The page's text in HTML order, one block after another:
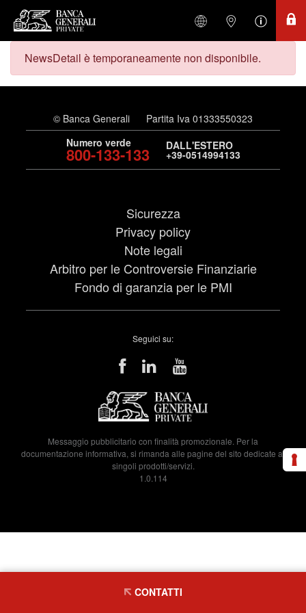
NewsDetail è temporaneamente non disponibile.
© Banca Generali
Partita Iva 01333550323
Numero verde
800-133-133 DALL'ESTERO
+39-0514994133
Sicurezza
Privacy policy
Note legali
Arbitro per le Controversie Finanziarie
Fondo di garanzia per le PMI
Seguici su:
Messaggio pubblicitario con finalità promozionale. Per la
documentazione informativa, si rimanda alle pagine del sito dedicate ai
singoli prodotti/servizi.
1.0.114
CONTATTI